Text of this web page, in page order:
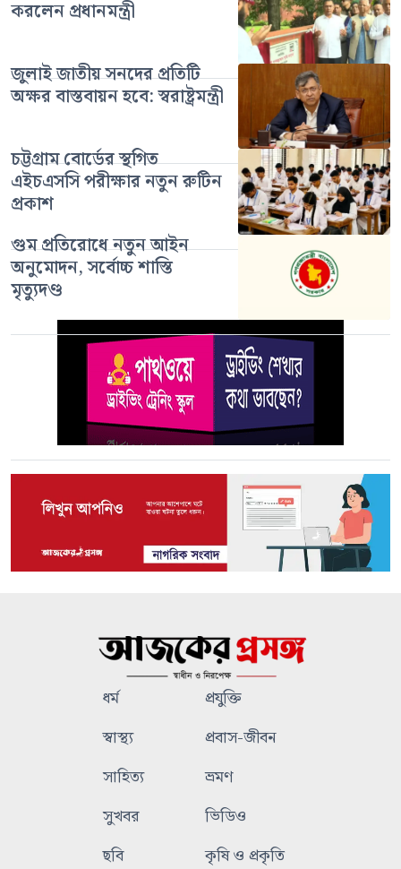
করলেন প্রধানমন্ত্রী
জুলাই জাতীয় সনদের প্রতিটি
অক্ষর বাস্তবায়ন হবে: স্বরাষ্ট্রমন্ত্রী
চট্টগ্রাম বোর্ডের স্থগিত
এইচএসসি পরীক্ষার নতুন রুটিন
প্রকাশ
গুম প্রতিরোধে নতুন আইন
অনুমোদন, সর্বোচ্চ শাস্তি
মৃত্যুদণ্ড
ধর্ম
প্রযুক্তি
স্বাস্থ্য
প্রবাস-জীবন
সাহিত্য
ভ্রমণ
সুখবর
ভিডিও
ছবি
কৃষি ও প্রকৃতি